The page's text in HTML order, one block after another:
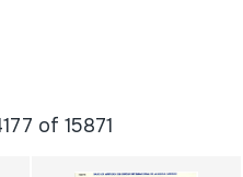
of 15871